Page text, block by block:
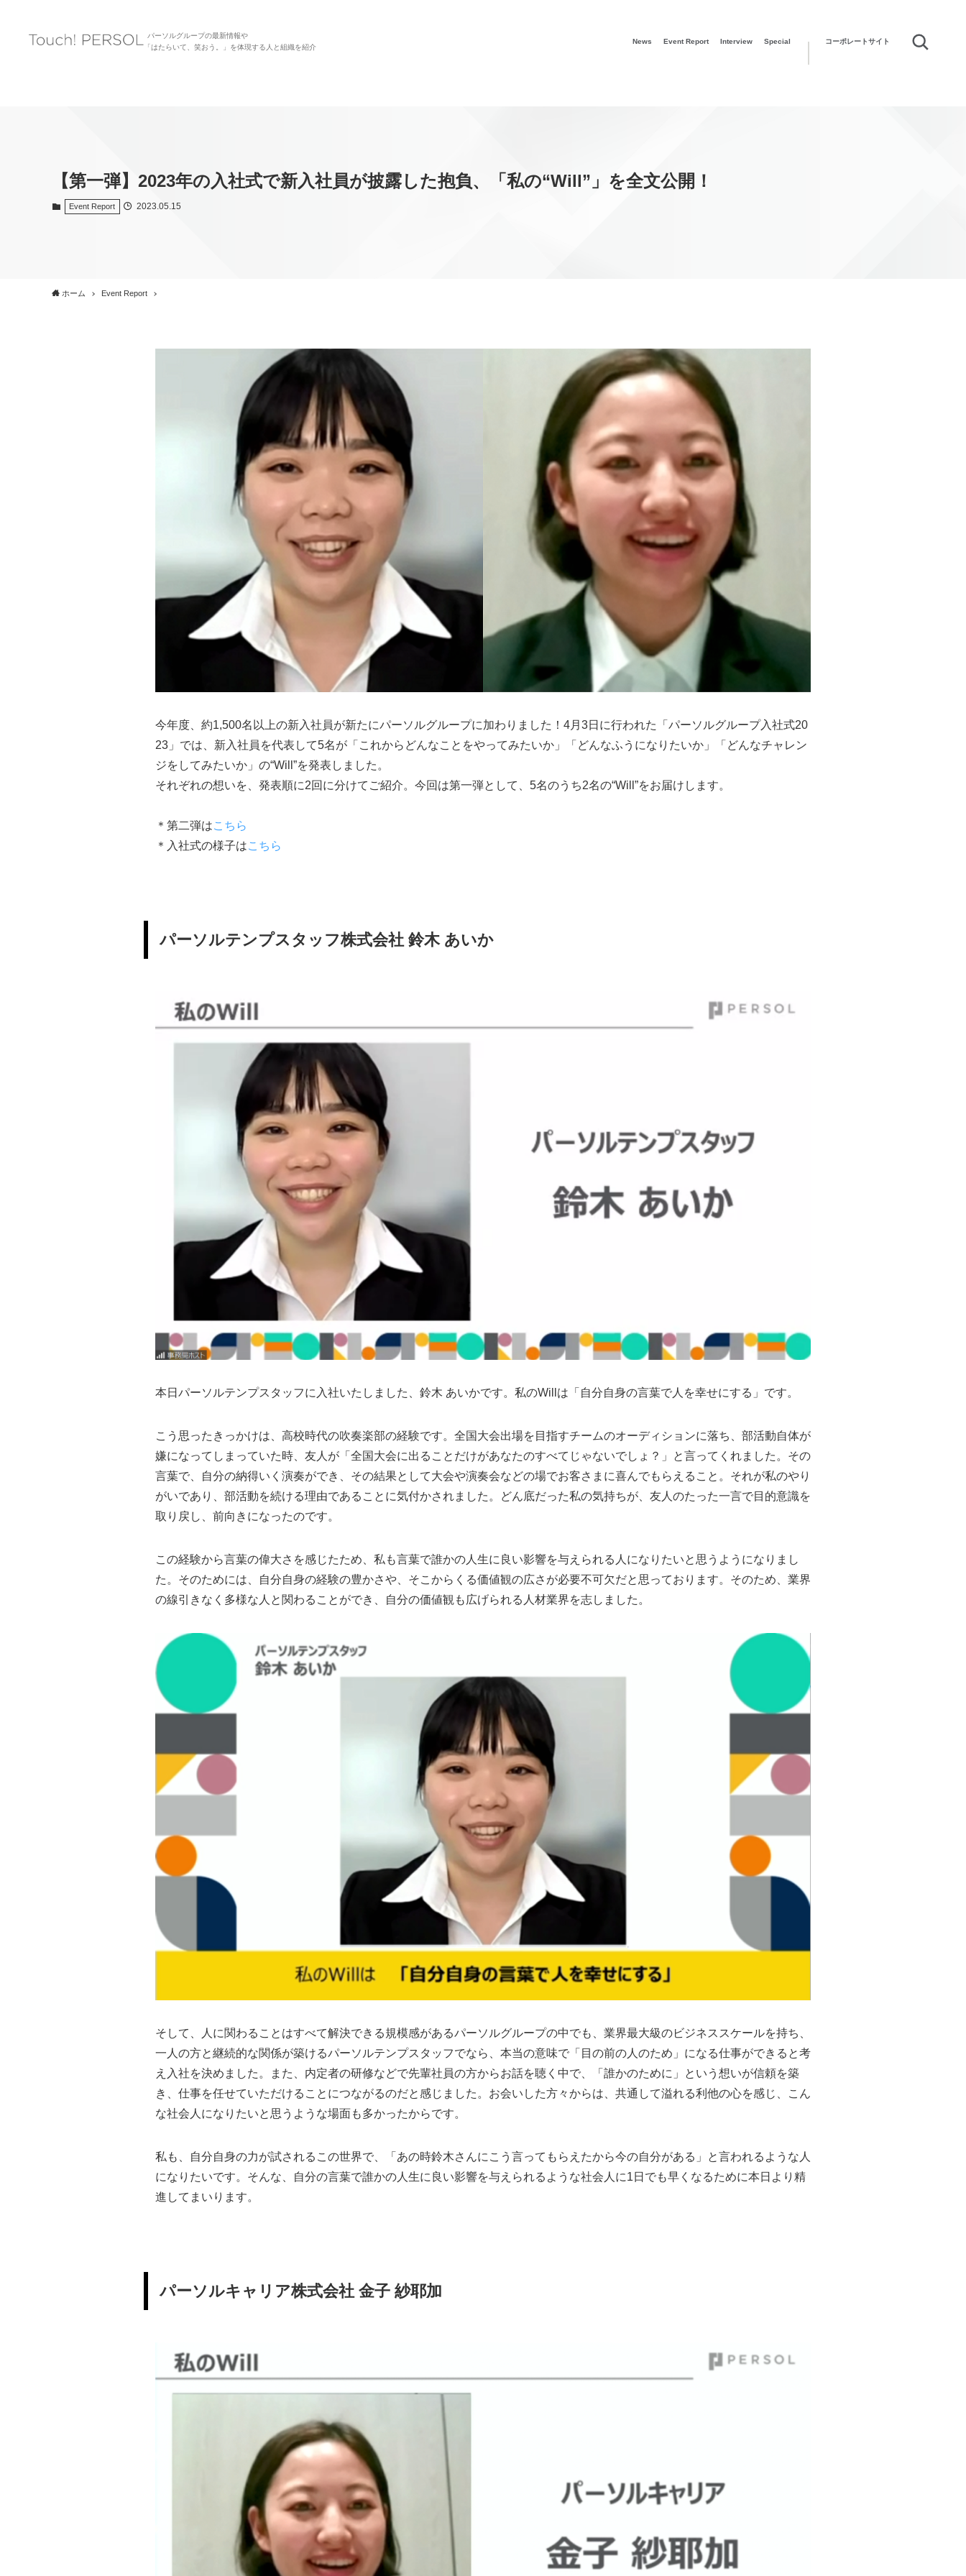
パーソルグループの最新情報や
「はたらいて、笑おう。」を体現する人と組織を紹介
News Event Report Interview Special コーポレートサイト
【第一弾】2023年の入社式で新入社員が披露した抱負、「私の“Will”」を全文公開！
Event Report 2023.05.15
ホーム Event Report
今年度、約1,500名以上の新入社員が新たにパーソルグループに加わりました！4月3日に行われた「パーソルグループ入社式20
23」では、新入社員を代表して5名が「これからどんなことをやってみたいか」「どんなふうになりたいか」「どんなチャレン
ジをしてみたいか」の“Will”を発表しました。
それぞれの想いを、発表順に2回に分けてご紹介。今回は第一弾として、5名のうち2名の“Will”をお届けします。
＊第二弾はこちら
＊入社式の様子はこちら
パーソルテンプスタッフ株式会社 鈴木 あいか
本日パーソルテンプスタッフに入社いたしました、鈴木 あいかです。私のWillは「自分自身の言葉で人を幸せにする」です。
こう思ったきっかけは、高校時代の吹奏楽部の経験です。全国大会出場を目指すチームのオーディションに落ち、部活動自体が
嫌になってしまっていた時、友人が「全国大会に出ることだけがあなたのすべてじゃないでしょ？」と言ってくれました。その
言葉で、自分の納得いく演奏ができ、その結果として大会や演奏会などの場でお客さまに喜んでもらえること。それが私のやり
がいであり、部活動を続ける理由であることに気付かされました。どん底だった私の気持ちが、友人のたった一言で目的意識を
取り戻し、前向きになったのです。
この経験から言葉の偉大さを感じたため、私も言葉で誰かの人生に良い影響を与えられる人になりたいと思うようになりまし
た。そのためには、自分自身の経験の豊かさや、そこからくる価値観の広さが必要不可欠だと思っております。そのため、業界
の線引きなく多様な人と関わることができ、自分の価値観も広げられる人材業界を志しました。
そして、人に関わることはすべて解決できる規模感があるパーソルグループの中でも、業界最大級のビジネススケールを持ち、
一人の方と継続的な関係が築けるパーソルテンプスタッフでなら、本当の意味で「目の前の人のため」になる仕事ができると考
え入社を決めました。また、内定者の研修などで先輩社員の方からお話を聴く中で、「誰かのために」という想いが信頼を築
き、仕事を任せていただけることにつながるのだと感じました。お会いした方々からは、共通して溢れる利他の心を感じ、こん
な社会人になりたいと思うような場面も多かったからです。
私も、自分自身の力が試されるこの世界で、「あの時鈴木さんにこう言ってもらえたから今の自分がある」と言われるような人
になりたいです。そんな、自分の言葉で誰かの人生に良い影響を与えられるような社会人に1日でも早くなるために本日より精
進してまいります。
パーソルキャリア株式会社 金子 紗耶加